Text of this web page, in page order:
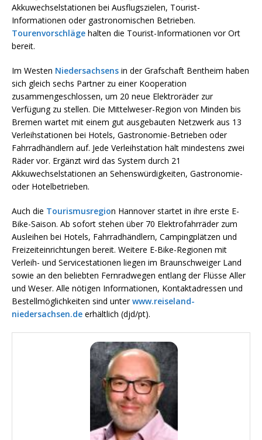
Akkuwechselstationen bei Ausflugszielen, Tourist-
Informationen oder gastronomischen Betrieben.
Tourenvorschläge halten die Tourist-Informationen vor Ort
bereit.
Im Westen Niedersachsens in der Grafschaft Bentheim haben
sich gleich sechs Partner zu einer Kooperation
zusammengeschlossen, um 20 neue Elektroräder zur
Verfügung zu stellen. Die Mittelweser-Region von Minden bis
Bremen wartet mit einem gut ausgebauten Netzwerk aus 13
Verleihstationen bei Hotels, Gastronomie-Betrieben oder
Fahrradhändlern auf. Jede Verleihstation hält mindestens zwei
Räder vor. Ergänzt wird das System durch 21
Akkuwechselstationen an Sehenswürdigkeiten, Gastronomie-
oder Hotelbetrieben.
Auch die Tourismusregion Hannover startet in ihre erste E-
Bike-Saison. Ab sofort stehen über 70 Elektrofahrräder zum
Ausleihen bei Hotels, Fahrradhändlern, Campingplätzen und
Freizeiteinrichtungen bereit. Weitere E-Bike-Regionen mit
Verleih- und Servicestationen liegen im Braunschweiger Land
sowie an den beliebten Fernradwegen entlang der Flüsse Aller
und Weser. Alle nötigen Informationen, Kontaktadressen und
Bestellmöglichkeiten sind unterwww.reiseland-
niedersachsen.de erhältlich (djd/pt).